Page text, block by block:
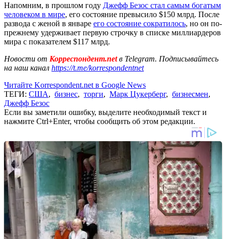
Напомним, в прошлом году Джефф Безос стал самым богатым
человеком в мире, его состояние превысило $150 млрд. После
развода с женой в январе его состояние сократилось, но он по-
прежнему удерживает первую строчку в списке миллиардеров
мира с показателем $117 млрд.
Новости от Корреспондент.netв Telegram. Подписывайтесь
на наш канал https://t.me/korrespondentnet
Читайте Korrespondent.net в Google News
ТЕГИ: США, бизнес, торги, Марк Цукерберг, бизнесмен,
Джефф Безос
Если вы заметили ошибку, выделите необходимый текст и
нажмите Ctrl+Enter, чтобы сообщить об этом редакции.